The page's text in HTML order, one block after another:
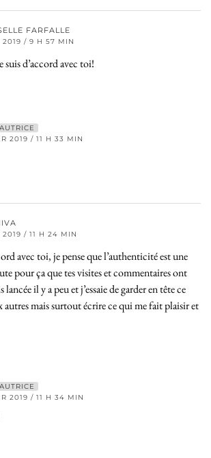
FARFALLE
2019 / 9 H 57 MIN
d’accord avec toi!
2019 / 11 H 33 MIN
2019 / 11 H 24 MIN
avec toi, je pense que l’authenticité est une
pour ça que tes visites et commentaires ont
lancée il y a peu et j’essaie de garder en tête ce
autres mais surtout écrire ce qui me fait plaisir et
2019 / 11 H 34 MIN